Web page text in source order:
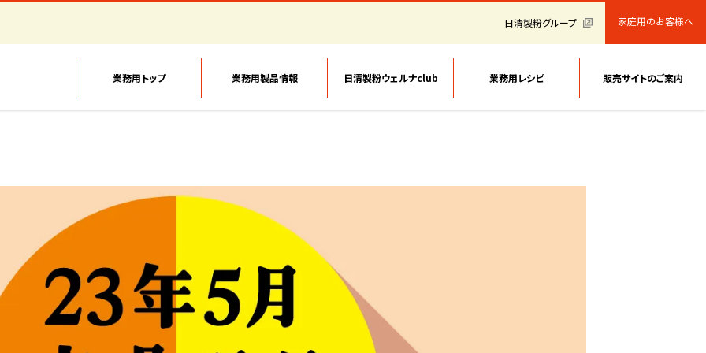
日清製粉グループ 家庭用のお客様へ
業務用トップ 業務用製品情報 日清製粉ウェルナclub 業務用レシピ 販売サイトのご案内